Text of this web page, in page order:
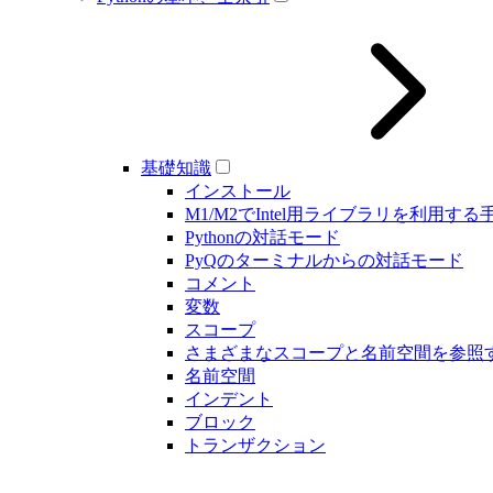
基礎知識
インストール
M1/M2でIntel用ライブラリを利用する
Pythonの対話モード
PyQのターミナルからの対話モード
コメント
変数
スコープ
さまざまなスコープと名前空間を参照
名前空間
インデント
ブロック
トランザクション